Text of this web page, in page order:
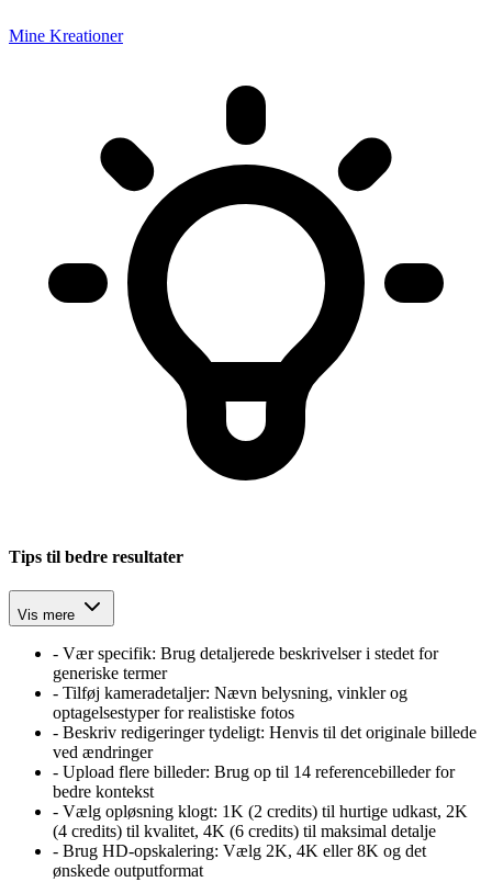
Mine Kreationer
Tips til bedre resultater
Vis mere
- Vær specifik: Brug detaljerede beskrivelser i stedet for
generiske termer
- Tilføj kameradetaljer: Nævn belysning, vinkler og
optagelsestyper for realistiske fotos
- Beskriv redigeringer tydeligt: Henvis til det originale billede
ved ændringer
- Upload flere billeder: Brug op til 14 referencebilleder for
bedre kontekst
- Vælg opløsning klogt: 1K (2 credits) til hurtige udkast, 2K
(4 credits) til kvalitet, 4K (6 credits) til maksimal detalje
- Brug HD-opskalering: Vælg 2K, 4K eller 8K og det
ønskede outputformat